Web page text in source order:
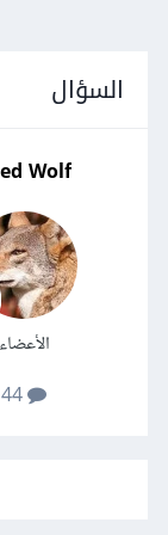
السؤال
Wolf
الأعضاء